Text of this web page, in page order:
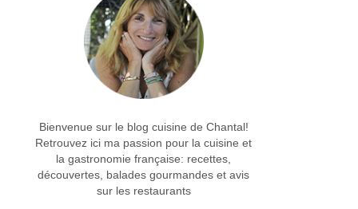
Bienvenue sur le blog cuisine de Chantal!
Retrouvez ici ma passion pour la cuisine et
la gastronomie française: recettes,
découvertes, balades gourmandes et avis
sur les restaurants